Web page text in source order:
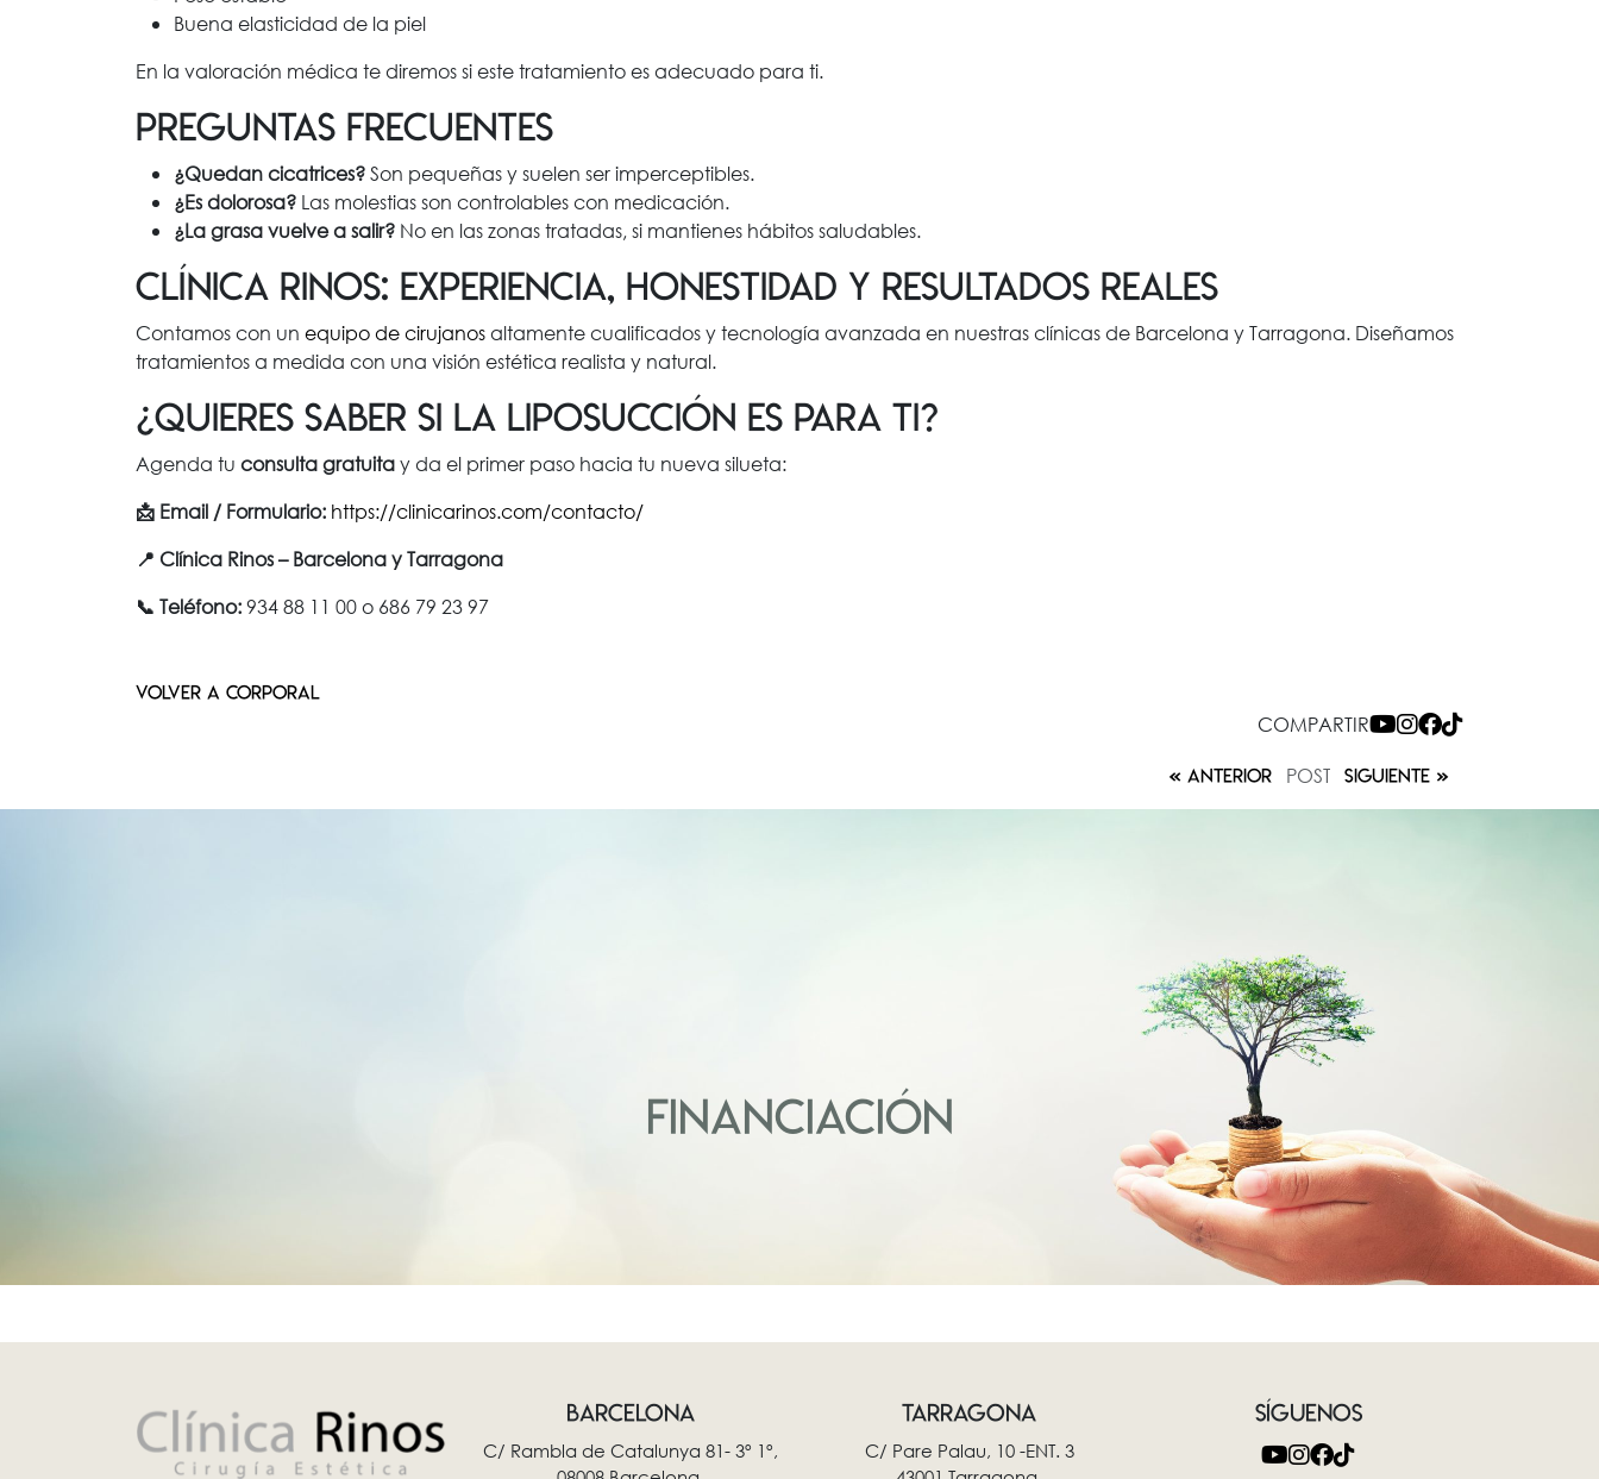
Buena elasticidad de la piel
En la valoración médica te diremos si este tratamiento es adecuado para ti.
Preguntas frecuentes
¿Quedan cicatrices?Son pequeñas y suelen ser imperceptibles.
¿Es dolorosa? Las molestias son controlables con medicación.
¿La grasa vuelve a salir? No en las zonas tratadas, si mantienes hábitos saludables.
Clínica Rinos: experiencia, honestidad y resultados reales
Contamos con un equipo de cirujanosaltamente cualificados y tecnología avanzada en nuestras clínicas de Barcelona y Tarragona. Diseñamos
tratamientos a medida con una visión estética realista y natural.
¿Quieres saber si la liposucción es para ti?
Agenda tu consulta gratuitay da el primer paso hacia tu nueva silueta:
📩 Email / Formulario: https://clinicarinos.com/contacto/
📍 Clínica Rinos – Barcelona y Tarragona
📞 Teléfono:934 88 11 00 o 686 79 23 97
VOLVER A CORPORAL
COMPARTIR
ANTERIOR POST SIGUIENTE
FINANCIACIÓN
BARCELONA
C/ Rambla de Catalunya 81- 3º 1º,
TARRAGONA
C/ Pare Palau, 10 -ENT. 3
SÍGUENOS